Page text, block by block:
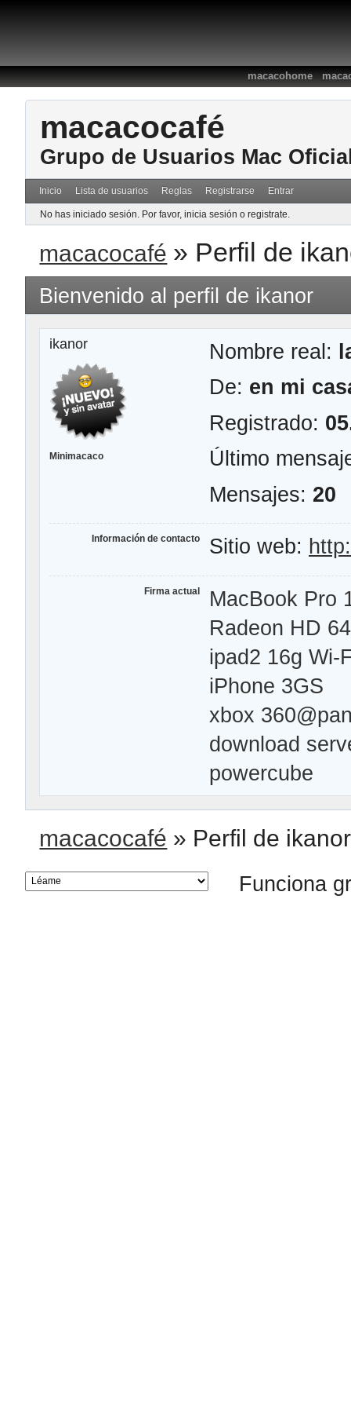
macacohome:
macacocafé
Grupo de Usuarios Mac
Inicio Lista de usuarios Reglas Registrarse Entrar
No has iniciado sesión. Por favor, inicia sesión o registrate.
macacocafé » Perfil de
Bienvenido al perfil de ikanor
ikanor
Minimacaco
Nombre real:
De: en mi
Registrado:
Último
Mensajes: 20
Información de contacto Sitio web:
Firma actual
MacBook Pro
Radeon HD
ipad2 16g Wi-
iPhone 3GS
xbox
download
powercube
macacocafé » Perfil de ikanor
Funciona